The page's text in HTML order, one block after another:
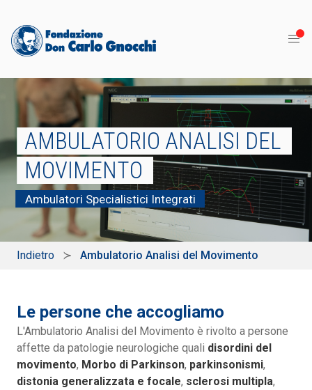
AMBULATORIO ANALISI DEL
MOVIMENTO
Ambulatori Specialistici Integrati
Indietro Ambulatorio Analisi del Movimento
Le persone che accogliamo
L'Ambulatorio Analisi del Movimento è rivolto a persone
affette da patologie neurologiche quali disordini del
movimento, Morbo di Parkinson, parkinsonismi,
distonia generalizzata e focale, sclerosi multipla,